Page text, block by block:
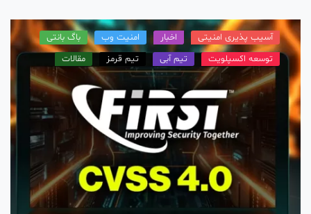
آسیب پذیری امنیتی امنیت وب
باگ بانتی
توسعه اکسپلویت
تیم آبی تیم قرمز مقالات